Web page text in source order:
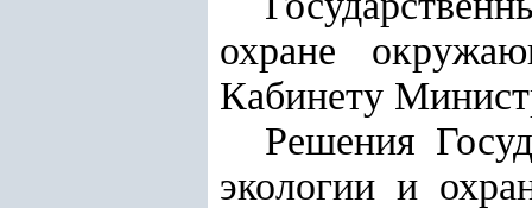
охране
Кабинету
Решения
экологии и